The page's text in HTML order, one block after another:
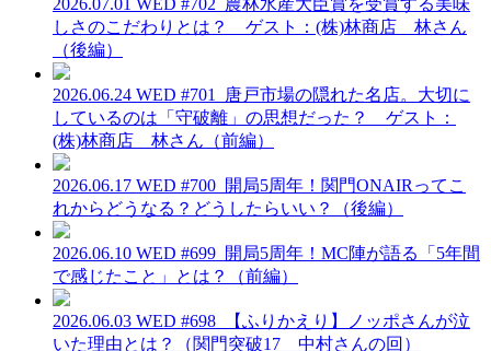
しさのこだわりとは？ ゲスト：(株)林商店 林さん
（後編）
2026.06.24 WED #701_唐戸市場の隠れた名店。大切に
しているのは「守破離」の思想だった？ ゲスト：
(株)林商店 林さん（前編）
2026.06.17 WED #700_開局5周年！関門ONAIRってこ
れからどうなる？どうしたらいい？（後編）
2026.06.10 WED #699_開局5周年！MC陣が語る「5年間
で感じたこと」とは？（前編）
2026.06.03 WED #698_【ふりかえり】ノッポさんが泣
いた理由とは？（関門突破17 中村さんの回）